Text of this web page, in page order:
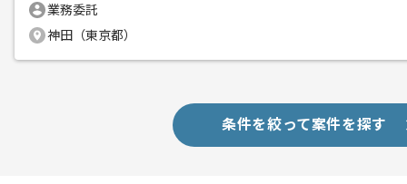
エージェントからのコ
今回はバックエンドシステム新規機能
に携わっていただきます。
業務委託
神田（東京都）
条件を絞って案件を探す